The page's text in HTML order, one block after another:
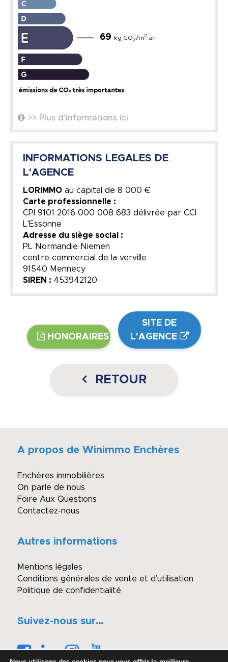
69 kg CO2/m2 .an
>> Plus d'informations ici
INFORMATIONS LEGALES DE
L'AGENCE
LORIMMO au capital de 8 000 €
Carte professionnelle :
CPI 9101 2016 000 008 683 délivrée par CCI
L'Essonne
Adresse du siège social :
PL Normandie Niemen
centre commercial de la verville
91540 Mennecy
SIREN : 453942120
HONORAIRES
SITE DE
L'AGENCE
RETOUR
A propos de Winimmo Enchères
Enchères immobilières
On parle de nous
Foire Aux Questions
Contactez-nous
Autres informations
Mentions légales
Conditions générales de vente et d’utilisation
Politique de confidentialité
Suivez-nous sur…